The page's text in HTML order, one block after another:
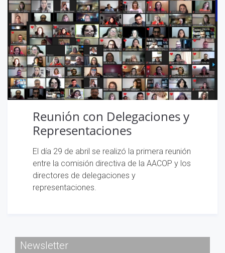
Reunión con Delegaciones y
Representaciones
El día 29 de abril se realizó la primera reunión
entre la comisión directiva de la AACOP y los
directores de delegaciones y
representaciones.
Newsletter